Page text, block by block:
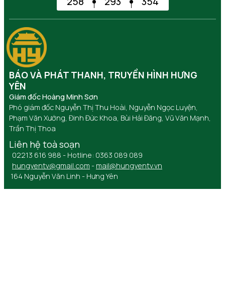
BÁO VÀ PHÁT THANH, TRUYỀN HÌNH HƯNG
YÊN
Giám đốc Hoàng Minh Sơn
Phó giám đốc Nguyễn Thị Thu Hoài, Nguyễn Ngọc Luyện,
Phạm Văn Xướng, Đinh Đức Khoa, Bùi Hải Đăng, Vũ Văn Mạnh,
Trần Thị Thoa
Liên hệ toà soạn
02213 616 988 - Hotline: 0363 089 089
hungyentv@gmail.com - mail@hungyentv.vn
164 Nguyễn Văn Linh - Hưng Yên